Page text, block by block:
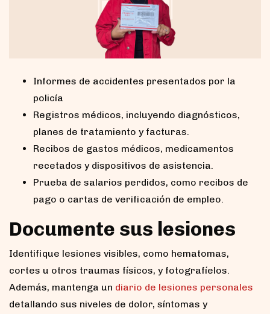
Informes de accidentes presentados por la
policía
Registros médicos, incluyendo diagnósticos,
planes de tratamiento y facturas.
Recibos de gastos médicos, medicamentos
recetados y dispositivos de asistencia.
Prueba de salarios perdidos, como recibos de
pago o cartas de verificación de empleo.
Documente sus lesiones
Identifique lesiones visibles, como hematomas,
cortes u otros traumas físicos, y fotografíelos.
Además, mantenga un diario de lesiones personales
detallando sus niveles de dolor, síntomas y